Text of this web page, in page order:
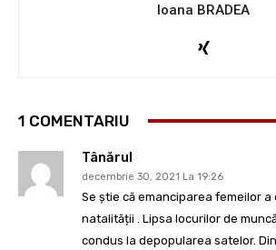
Ioana BRADEA
1 COMENTARIU
Tânărul
decembrie 30, 2021 La 19:26
Se știe că emanciparea femeilor a
natalității . Lipsa locurilor de
condus la depopularea satelor.